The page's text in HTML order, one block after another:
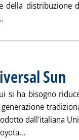
della distribuzione
Sun
si ha bisogno
dall'italiana